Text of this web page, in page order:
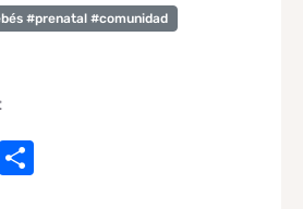
#prenatal #comunidad
Email